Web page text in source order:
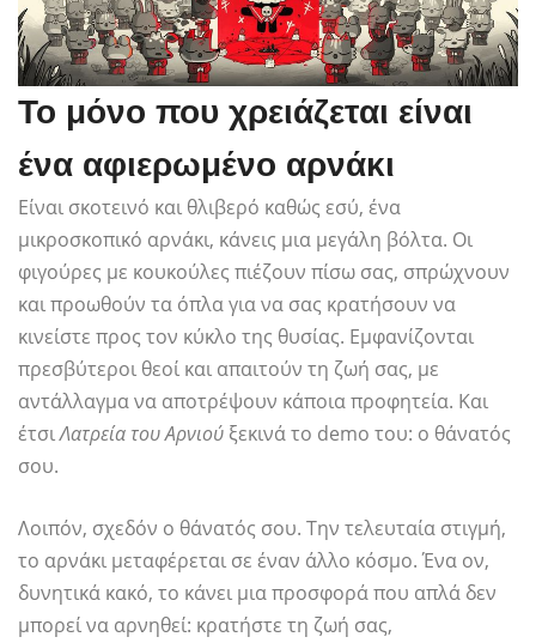
Το μόνο που χρειάζεται είναι
ένα αφιερωμένο αρνάκι
Είναι σκοτεινό και θλιβερό καθώς εσύ, ένα
μικροσκοπικό αρνάκι, κάνεις μια μεγάλη βόλτα. Οι
φιγούρες με κουκούλες πιέζουν πίσω σας, σπρώχνουν
και προωθούν τα όπλα για να σας κρατήσουν να
κινείστε προς τον κύκλο της θυσίας. Εμφανίζονται
πρεσβύτεροι θεοί και απαιτούν τη ζωή σας, με
αντάλλαγμα να αποτρέψουν κάποια προφητεία. Και
έτσιΛατρεία του Αρνιού ξεκινά το demo του: ο θάνατός
σου.
Λοιπόν, σχεδόν ο θάνατός σου. Την τελευταία στιγμή,
το αρνάκι μεταφέρεται σε έναν άλλο κόσμο. Ένα ον,
δυνητικά κακό, το κάνει μια προσφορά που απλά δεν
μπορεί να αρνηθεί: κρατήστε τη ζωή σας,